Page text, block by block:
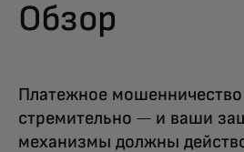
Обзор
Платежное мошенничество
стремительно — и ваши
механизмы должны